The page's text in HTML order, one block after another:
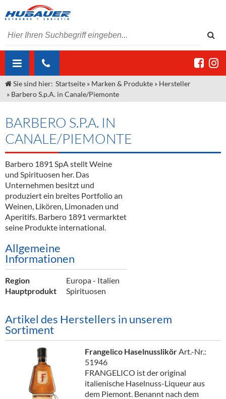
ÜBER UNS
Unser Liefergebiet
Unser Team
Kontakt
Angebote Gastronomie & Großhandel
Gastronomie
Großhandel
Innovation - Die Neue Art des Bierzapfens
"DroughtMaster"
Neuigkeiten
Termine
MARKEN & PRODUKTE
Weine & Schaumwein
Sirup
Spirituosen
Bier
Alkoholfreie Getränke
Öle & Küchenartikel
Kaffee
Barzubehör
Equipment
Verpackung
Hygieneartikel & Desinfektion
Kommisionskauf & Lieferbedingungen
Fremddienstleistungen
Sie sind hier: Startseite » Marken & Produkte » Hersteller
» Barbero S.p.A. in Canale/Piemonte
BARBERO S.P.A. IN
CANALE/PIEMONTE
Barbero 1891 SpA stellt Weine
und Spirituosen her. Das
Unternehmen besitzt und
produziert ein breites Portfolio an
Weinen, Likören, Limonaden und
Aperitifs. Barbero 1891 vermarktet
seine Produkte international.
Allgemeine
Informationen
Region
Europa - Italien
Hauptprodukt
Spirituosen
Artikel des Herstellers in unserem
Sortiment
Frangelico HaselnusslikörArt.-Nr.:
51946
FRANGELICO ist der original
italienische Haselnuss-Liqueur aus
dem Piemont. Benannt nach dem